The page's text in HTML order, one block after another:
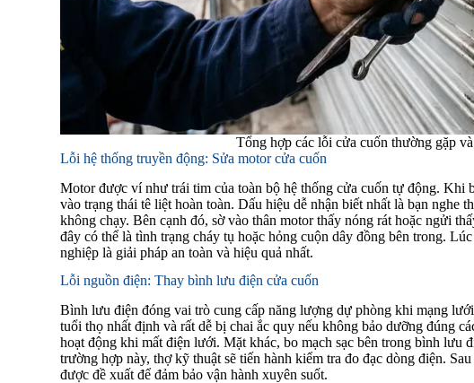
Tổng hợp các lỗi cửa cuốn thường gặp
Lỗi hệ thống truyền động: Sửa motor cửa cuốn
Motor được ví như trái tim của toàn bộ hệ thống cửa cuốn tự động. Khi
vào trạng thái tê liệt hoàn toàn. Dấu hiệu dễ nhận biết nhất là bạn nghe
không chạy. Bên cạnh đó, sờ vào thân motor thấy nóng rát hoặc ngửi
đây có thể là tình trạng cháy tụ hoặc hỏng cuộn dây đồng bên trong.
nghiệp là giải pháp an toàn và hiệu quả nhất.
Lỗi nguồn điện: Thay bình lưu điện cửa cuốn
Bình lưu điện đóng vai trò cung cấp năng lượng dự phòng khi mạng
tuổi thọ nhất định và rất dễ bị chai ắc quy nếu không bảo dưỡng đúng
hoạt động khi mất điện lưới. Mặt khác, bo mạch sạc bên trong bình lưu
trường hợp này, thợ kỹ thuật sẽ tiến hành kiểm tra đo đạc dòng điện.
được đề xuất để đảm bảo vận hành xuyên suốt.